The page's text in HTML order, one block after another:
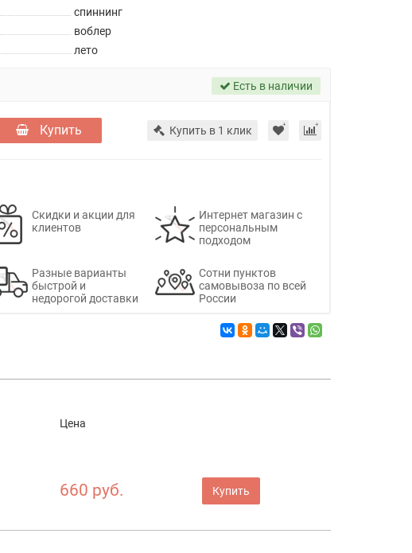
спиннинг
воблер
лето
Есть в наличии
Купить Купить в 1 клик
Скидки и акции для
клиентов
Интернет магазин с
персональным
подходом
Разные варианты
быстрой и
недорогой доставки
Сотни пунктов
самовывоза по всей
России
Цена
660 руб. Купить